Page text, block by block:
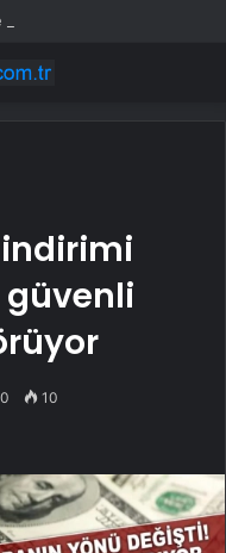
indirimi
güvenli
0 10